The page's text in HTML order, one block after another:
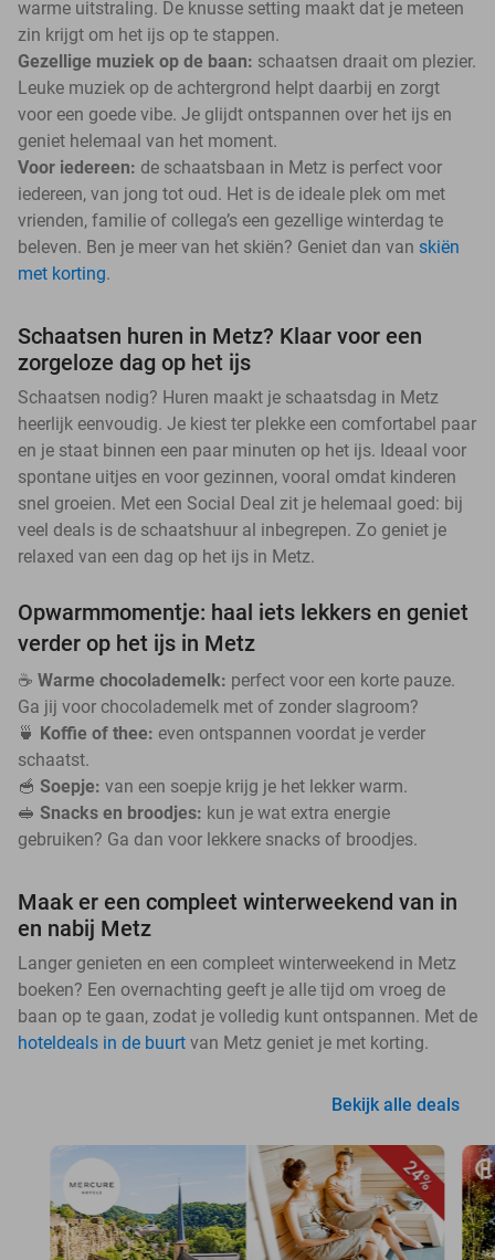
warme uitstraling. De knusse setting maakt dat je meteen
zin krijgt om het ijs op te stappen.
Gezellige muziek op de baan: schaatsen draait om plezier.
Leuke muziek op de achtergrond helpt daarbij en zorgt
voor een goede vibe. Je glijdt ontspannen over het ijs en
geniet helemaal van het moment.
Voor iedereen: de schaatsbaan in Metz is perfect voor
iedereen, van jong tot oud. Het is de ideale plek om met
vrienden, familie of collega’s een gezellige winterdag te
beleven. Ben je meer van het skiën? Geniet dan van skiën
met korting.
Schaatsen huren in Metz? Klaar voor een
zorgeloze dag op het ijs
Schaatsen nodig? Huren maakt je schaatsdag in Metz
heerlijk eenvoudig. Je kiest ter plekke een comfortabel paar
en je staat binnen een paar minuten op het ijs. Ideaal voor
spontane uitjes en voor gezinnen, vooral omdat kinderen
snel groeien. Met een Social Deal zit je helemaal goed: bij
veel deals is de schaatshuur al inbegrepen. Zo geniet je
relaxed van een dag op het ijs in Metz.
Opwarmmomentje: haal iets lekkers en geniet
verder op het ijs in Metz
☕ Warme chocolademelk: perfect voor een korte pauze.
Ga jij voor chocolademelk met of zonder slagroom?
🍵 Koffie of thee: even ontspannen voordat je verder
schaatst.
🥣 Soepje: van een soepje krijg je het lekker warm.
🥪 Snacks en broodjes: kun je wat extra energie
gebruiken? Ga dan voor lekkere snacks of broodjes.
Maak er een compleet winterweekend van in
en nabij Metz
Langer genieten en een compleet winterweekend in Metz
boeken? Een overnachting geeft je alle tijd om vroeg de
baan op te gaan, zodat je volledig kunt ontspannen. Met de
hoteldeals in de buurt van Metz geniet je met korting.
Bekijk alle deals
24%